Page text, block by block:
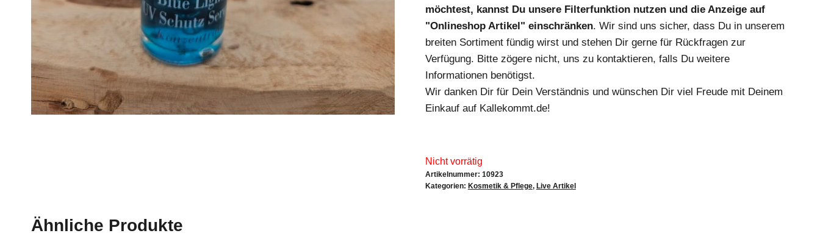
möchtest, kannst Du unsere Filterfunktion nutzen und die Anzeige auf
"Onlineshop Artikel" einschränken. Wir sind uns sicher, dass Du in unserem
breiten Sortiment fündig wirst und stehen Dir gerne für Rückfragen zur
Verfügung. Bitte zögere nicht, uns zu kontaktieren, falls Du weitere
Informationen benötigst.
Wir danken Dir für Dein Verständnis und wünschen Dir viel Freude mit Deinem
Einkauf auf Kallekommt.de!
Nicht vorrätig
Artikelnummer: 10923
Kategorien: Kosmetik & Pflege, Live Artikel
Ähnliche Produkte